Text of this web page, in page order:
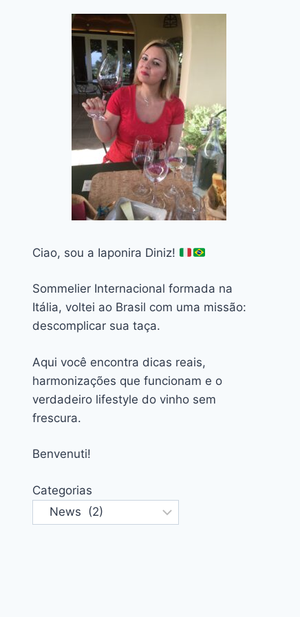
Ciao, sou a Iaponira Diniz!
Sommelier Internacional formada na
Itália, voltei ao Brasil com uma missão:
descomplicar sua taça.
Aqui você encontra dicas reais,
harmonizações que funcionam e o
verdadeiro lifestyle do vinho sem
frescura.
Benvenuti!
Categorias